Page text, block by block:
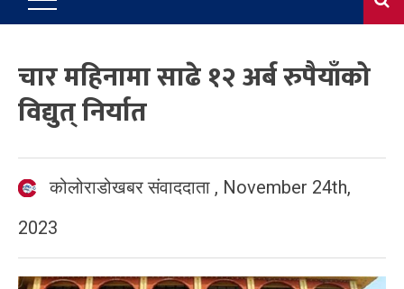
चार महिनामा साढे १२ अर्ब रुपैयाँको
विद्युत् निर्यात
कोलोराडोखबर संवाददाता , November 24th,
2023